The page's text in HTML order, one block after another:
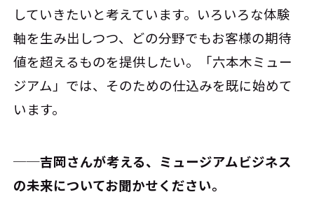
していきたいと考えています。いろいろな体験
軸を生み出しつつ、どの分野でもお客様の期待
値を超えるものを提供したい。「六本木ミュー
ジアム」では、そのための仕込みを既に始めて
います。
──吉岡さんが考える、ミュージアムビジネス
の未来についてお聞かせください。